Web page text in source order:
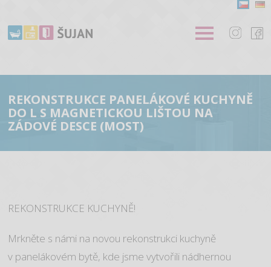
REKONSTRUKCE PANELÁKOVÉ KUCHYNĚ
DO L S MAGNETICKOU LIŠTOU NA
ZÁDOVÉ DESCE (MOST)
REKONSTRUKCE KUCHYNĚ!
Mrkněte s námi na novou rekonstrukci kuchyně
v panelákovém bytě, kde jsme vytvořili nádhernou